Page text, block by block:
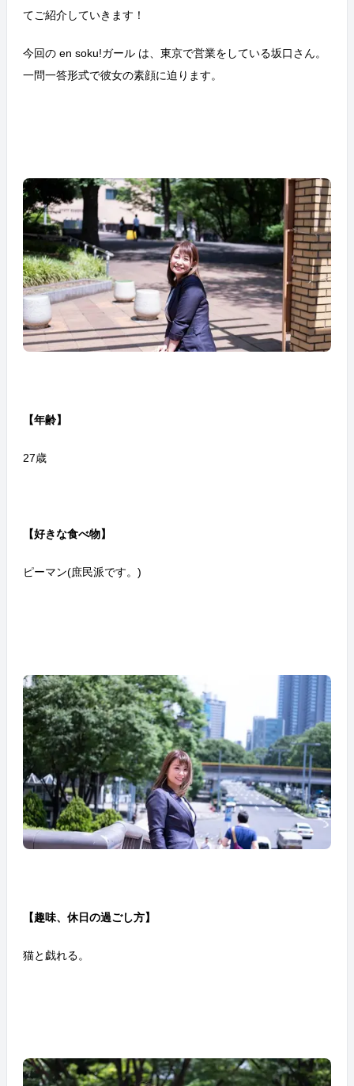
てご紹介していきます！
今回の en soku!ガール は、東京で営業をしている坂口さん。
一問一答形式で彼女の素顔に迫ります。
【年齢】
27歳
【好きな食べ物】
ピーマン(庶民派です。)
【趣味、休日の過ごし方】
猫と戯れる。